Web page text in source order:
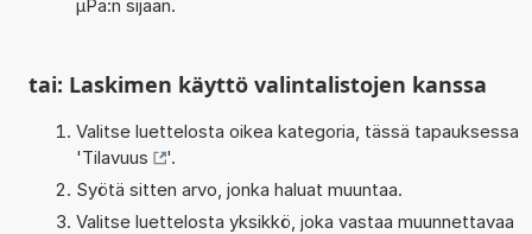
µPa:n sijaan.
tai: Laskimen käyttö valintalistojen kanssa
Valitse luettelosta oikea kategoria, tässä tapauksessa
'Tilavuus
'.
Syötä sitten arvo, jonka haluat muuntaa.
Valitse luettelosta yksikkö, joka vastaa muunnettavaa